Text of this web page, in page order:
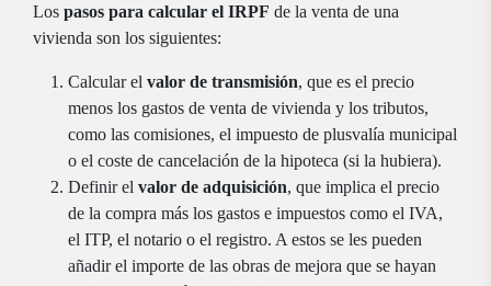
Los pasos para calcular el IRPF de la venta de una
vivienda son los siguientes:
Calcular el valor de transmisión, que es el precio
menos los gastos de venta de vivienda y los tributos,
como las comisiones, el impuesto de plusvalía municipal
o el coste de cancelación de la hipoteca (si la hubiera).
Definir el valor de adquisición, que implica el precio
de la compra más los gastos e impuestos como el IVA,
el ITP, el notario o el registro. A estos se les pueden
añadir el importe de las obras de mejora que se hayan